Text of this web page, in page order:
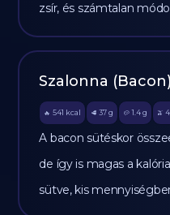
zsír, és számtalan
Szalonna (Bacon)
🔥 541 kcal 🥩 37 g 🥔 1.4g 🫒
A bacon sütéskor
de így is magas a
sütve, kis